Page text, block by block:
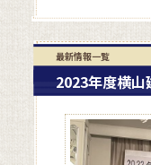
最新情報一覧
2023年度横